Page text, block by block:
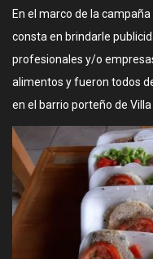
En el marco de la
consta en brindarle
profesionales y/o
alimentos y fueron todos
en el barrio porteño de Villa